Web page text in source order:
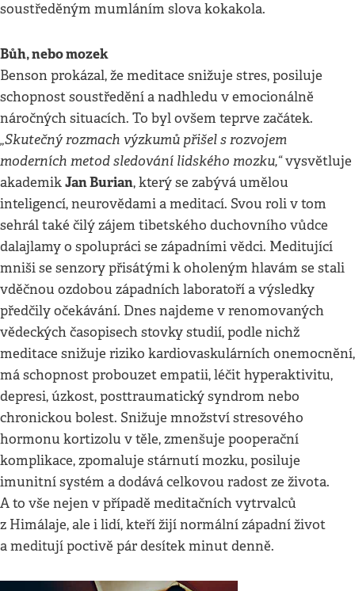
soustředěným mumláním slova kokakola.
Bůh, nebo mozek
Benson prokázal, že meditace snižuje stres, posiluje
schopnost soustředění a nadhledu v emocionálně
náročných situacích. To byl ovšem teprve začátek.
„Skutečný rozmach výzkumů přišel s rozvojem
moderních metod sledování lidského mozku,“vysvětluje
akademikJan Burian, který se zabývá umělou
inteligencí, neurovědami a meditací. Svou roli v tom
sehrál také čilý zájem tibetského duchovního vůdce
dalajlamy o spolupráci se západními vědci. Meditující
mniši se senzory přisátými k oholeným hlavám se stali
vděčnou ozdobou západních laboratoří a výsledky
předčily očekávání. Dnes najdeme v renomovaných
vědeckých časopisech stovky studií, podle nichž
meditace snižuje riziko kardiovaskulárních onemocnění,
má schopnost probouzet empatii, léčit hyperaktivitu,
depresi, úzkost, posttraumatický syndrom nebo
chronickou bolest. Snižuje množství stresového
hormonu kortizolu v těle, zmenšuje pooperační
komplikace, zpomaluje stárnutí mozku, posiluje
imunitní systém a dodává celkovou radost ze života.
A to vše nejen v případě meditačních vytrvalců
z Himálaje, ale i lidí, kteří žijí normální západní život
a meditují poctivě pár desítek minut denně.